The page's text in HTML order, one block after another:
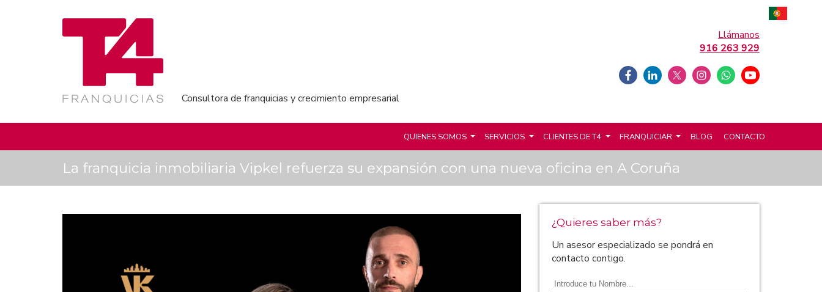
Consultora de franquicias y crecimiento empresarial
Llámanos
916 263 929
QUIENES SOMOS SERVICIOS CLIENTES DE T4 FRANQUICIAR BLOG CONTACTO
La franquicia inmobiliaria Vipkel refuerza su expansión con una nueva oficina en A Coruña
¿Quieres saber más?
Un asesor especializado se pondrá en
contacto contigo.